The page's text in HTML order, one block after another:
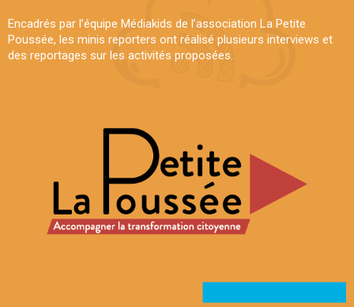
Encadrés par l’équipe Médiakids de l’association La Petite
Poussée, les minis reporters ont réalisé plusieurs interviews et
des reportages sur les activités proposées.